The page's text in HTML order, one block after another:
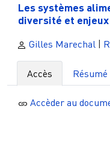
Les systèmes
diversité et enjeux
Gilles Marechal
Accès Résumé
Accèder au